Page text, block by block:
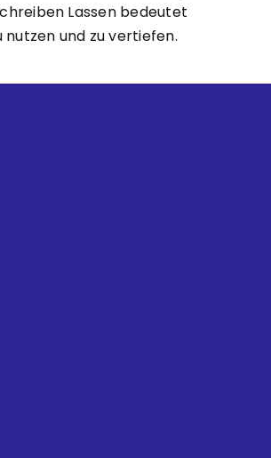
Lassen bedeutet
und zu vertiefen.